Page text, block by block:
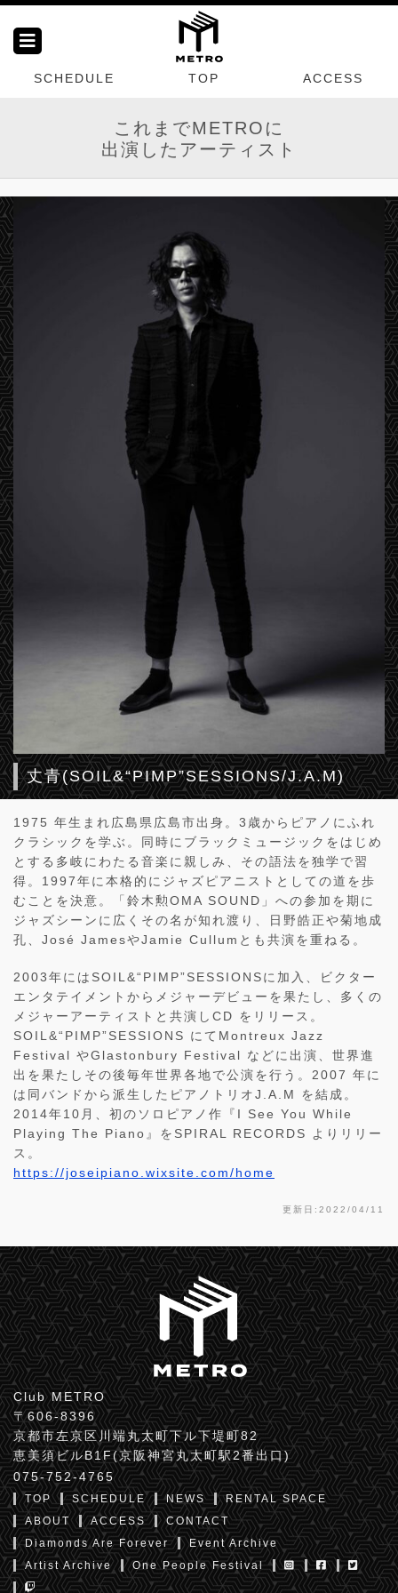
SCHEDULE TOP ACCESS
これまでMETROに
出演したアーティスト
丈青(SOIL&“PIMP”SESSIONS/J.A.M)
1975 年生まれ広島県広島市出身。3歳からピアノにふれ
クラシックを学ぶ。同時にブラックミュージックをはじめ
とする多岐にわたる音楽に親しみ、その語法を独学で習
得。1997年に本格的にジャズピアニストとしての道を歩
むことを決意。「鈴木勲OMA SOUND」への参加を期に
ジャズシーンに広くその名が知れ渡り、日野皓正や菊地成
孔、José JamesやJamie Cullumとも共演を重ねる。
2003年にはSOIL&“PIMP”SESSIONSに加入、ビクター
エンタテイメントからメジャーデビューを果たし、多くの
メジャーアーティストと共演しCD をリリース。
SOIL&“PIMP”SESSIONS にてMontreux Jazz
Festival やGlastonbury Festival などに出演、世界進
出を果たしその後毎年世界各地で公演を行う。2007 年に
は同バンドから派生したピアノトリオJ.A.M を結成。
2014年10月、初のソロピアノ作『I See You While
Playing The Piano』をSPIRAL RECORDS よりリリー
ス。
https://joseipiano.wixsite.com/home
更新日:2022/04/11
Club METRO
〒606-8396
京都市左京区川端丸太町下ル下堤町82
恵美須ビルB1F(京阪神宮丸太町駅2番出口)
075-752-4765
TOP SCHEDULE NEWS
RENTAL SPACE
ABOUT
ACCESS
CONTACT
Diamonds Are Forever
Event Archive
Artist Archive
One People Festival